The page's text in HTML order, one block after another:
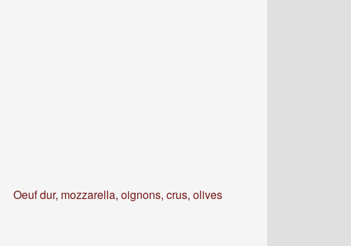
Oeuf dur, mozzarella, oignons, crus, olives